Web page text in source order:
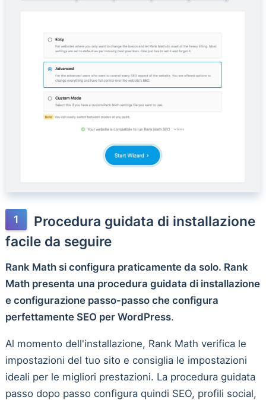
Procedura guidata di installazione
facile da seguire
Rank Math si configura praticamente da solo. Rank
Math presenta una procedura guidata di installazione
e configurazione passo-passo che configura
perfettamente SEO per WordPress.
Al momento dell'installazione, Rank Math verifica le
impostazioni del tuo sito e consiglia le impostazioni
ideali per le migliori prestazioni. La procedura guidata
passo dopo passo configura quindi SEO, profili social,